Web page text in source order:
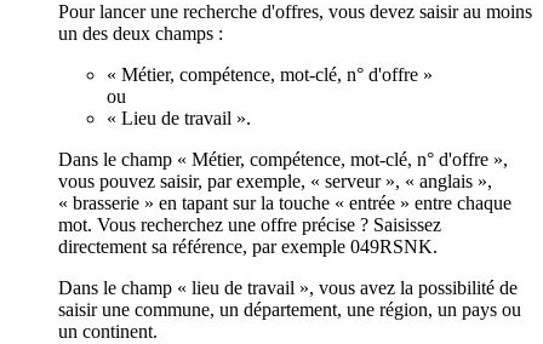
Pour lancer une recherche d'offres, vous devez saisir au moins
un des deux champs :
« Métier, compétence, mot-clé, n° d'offre »
ou
« Lieu de travail ».
Dans le champ « Métier, compétence, mot-clé, n° d'offre »,
vous pouvez saisir, par exemple, « serveur », « anglais »,
« brasserie » en tapant sur la touche « entrée » entre chaque
mot. Vous recherchez une offre précise ? Saisissez
directement sa référence, par exemple 049RSNK.
Dans le champ « lieu de travail », vous avez la possibilité de
saisir une commune, un département, une région, un pays ou
un continent.